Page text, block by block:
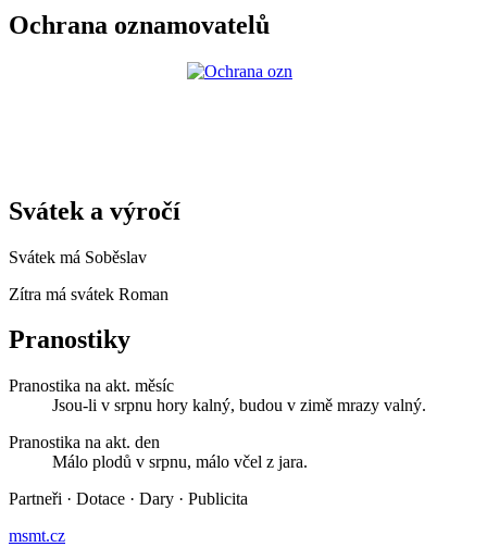
Ochrana oznamovatelů
Svátek a výročí
Svátek má Soběslav
Zítra má svátek Roman
Pranostiky
Pranostika na akt. měsíc
Jsou-li v srpnu hory kalný, budou v zimě mrazy valný.
Pranostika na akt. den
Málo plodů v srpnu, málo včel z jara.
Partneři · Dotace · Dary · Publicita
msmt.cz